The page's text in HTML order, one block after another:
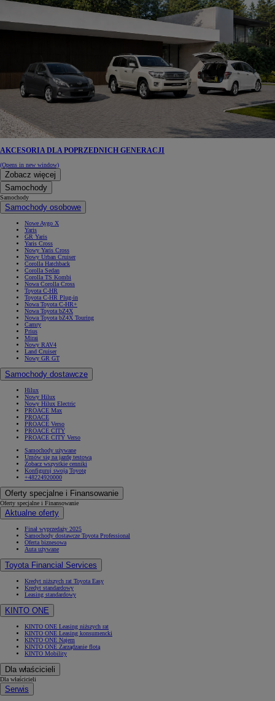
AKCESORIA DLA POPRZEDNICH GENERACJI
(Opens in new window)
Zobacz więcej
Samochody
Samochody
Samochody osobowe
Nowe Aygo X
Yaris
GR Yaris
Yaris Cross
Nowy Yaris Cross
Nowy Urban Cruiser
Corolla Hatchback
Corolla Sedan
Corolla TS Kombi
Nowa Corolla Cross
Toyota C-HR
Toyota C-HR Plug-in
Nowa Toyota C-HR+
Nowa Toyota bZ4X
Nowa Toyota bZ4X Touring
Camry
Prius
Mirai
Nowy RAV4
Land Cruiser
Nowy GR GT
Samochody dostawcze
Hilux
Nowy Hilux
Nowy Hilux Electric
PROACE Max
PROACE
PROACE Verso
PROACE CITY
PROACE CITY Verso
Samochody używane
Umów się na jazdę testową
Zobacz wszystkie cenniki
Konfiguruj swoją Toyotę
+48224920000
Oferty specjalne i Finansowanie
Oferty specjalne i Finansowanie
Aktualne oferty
Finał wyprzedaży 2025
Samochody dostawcze Toyota Professional
Oferta biznesowa
Auta używane
Toyota Financial Services
Kredyt niższych rat Toyota Easy
Kredyt standardowy
Leasing standardowy
KINTO ONE
KINTO ONE Leasing niższych rat
KINTO ONE Leasing konsumencki
KINTO ONE Najem
KINTO ONE Zarządzanie flotą
KINTO Mobility
Dla właścicieli
Dla właścicieli
Serwis